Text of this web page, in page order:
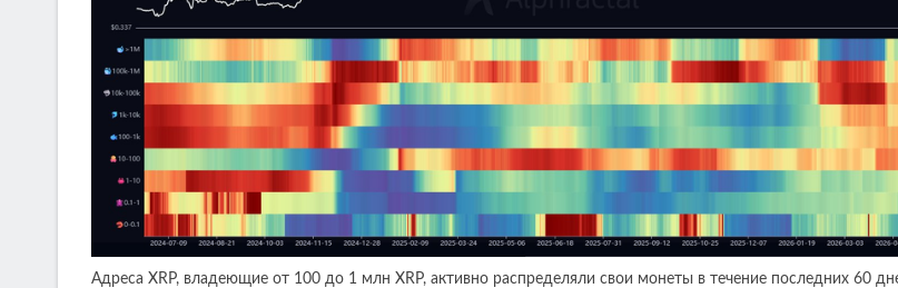
Адреса XRP, владеющие от 100 до 1 млн XRP, активно распределяли свои монеты в течение последних 60